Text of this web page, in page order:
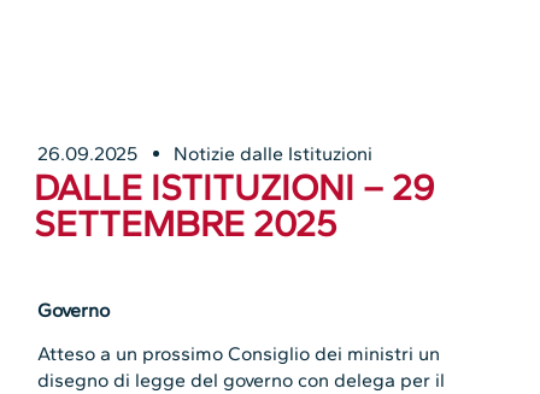
26.09.2025 Notizie dalle Istituzioni
DALLE ISTITUZIONI – 29
SETTEMBRE 2025
Governo
Atteso a un prossimo Consiglio dei ministri un
disegno di legge del governo con delega per il